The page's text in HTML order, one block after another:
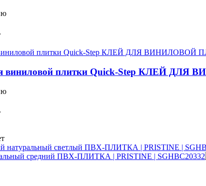
виниловой плитки Quick-Step КЛЕЙ